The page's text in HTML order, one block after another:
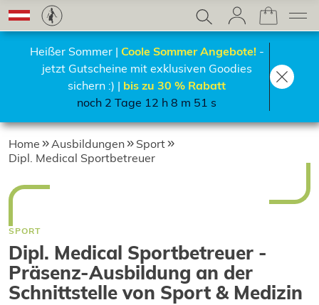
Heißer Sommer | Coole Sommer Angebote!-
jetzt Gutscheine mit exklusiven Goodies
sichern :) | bis zu 30 % Rabatt
noch 2 Tage 12 h 8 m 50 s
Home Ausbildungen
Sport
Dipl. Medical Sportbetreuer
SPORT
Dipl. Medical Sportbetreuer -
Präsenz-Ausbildung an der
Schnittstelle von Sport & Medizin